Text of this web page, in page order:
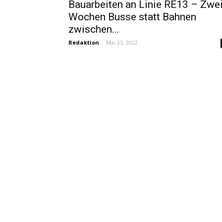
Bauarbeiten an Linie RE13 –
Wochen Busse statt Bahnen
zwischen...
Redaktion - Mai 23, 2022